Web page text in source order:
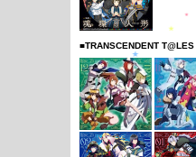
■TRANSCENDENT T@LES